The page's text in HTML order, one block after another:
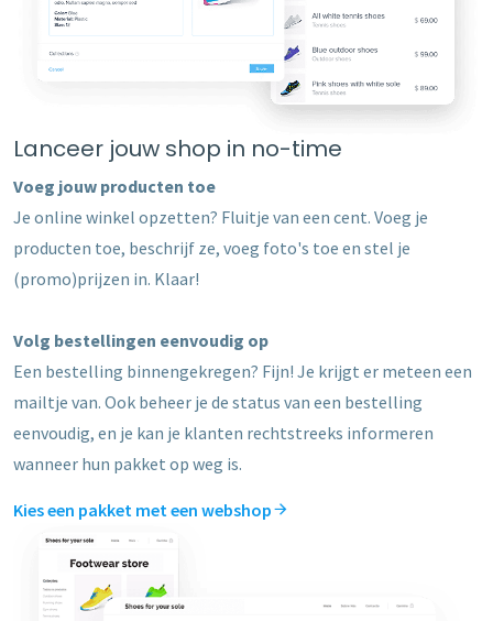
Lanceer jouw shop in no-time
Voeg jouw producten toe
Je online winkel opzetten? Fluitje van een cent. Voeg je
producten toe, beschrijf ze, voeg foto's toe en stel je
(promo)prijzen in. Klaar!
Volg bestellingen eenvoudig op
Een bestelling binnengekregen? Fijn! Je krijgt er meteen een
mailtje van. Ook beheer je de status van een bestelling
eenvoudig, en je kan je klanten rechtstreeks informeren
wanneer hun pakket op weg is.
Kies een pakket met een webshop